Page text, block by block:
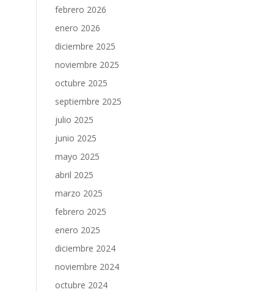
febrero 2026
enero 2026
diciembre 2025
noviembre 2025
octubre 2025
septiembre 2025
julio 2025
junio 2025
mayo 2025
abril 2025
marzo 2025
febrero 2025
enero 2025
diciembre 2024
noviembre 2024
octubre 2024